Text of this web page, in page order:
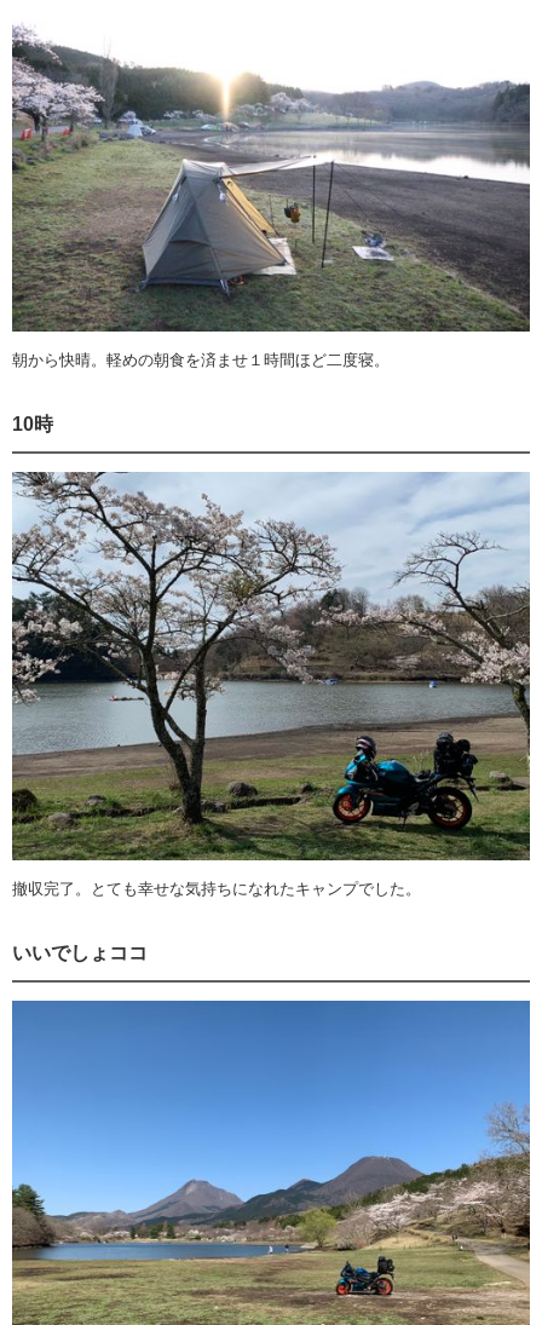
朝から快晴。軽めの朝食を済ませ１時間ほど二度寝。
10時
撤収完了。とても幸せな気持ちになれたキャンプでした。
いいでしょココ